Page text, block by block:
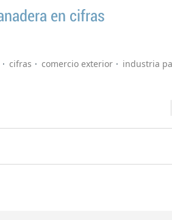
en cifras
cifras comercio exterior
industria